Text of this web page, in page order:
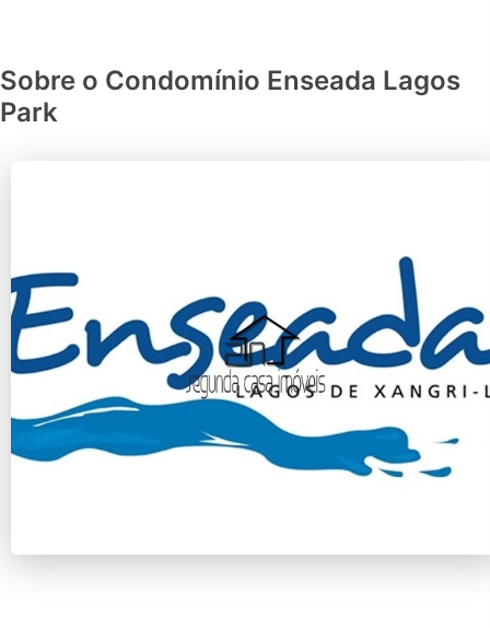
Sobre o Condomínio Enseada Lagos
Park